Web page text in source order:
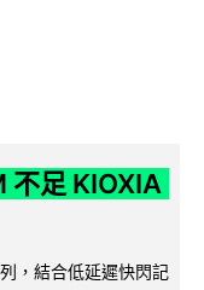
不足 KIOXIA
，結合低延遲快閃記